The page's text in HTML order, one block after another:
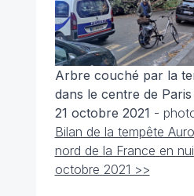
Arbre couché par la
dans le centre de
21 octobre 2021 -
Bilan de la tempête
nord de la France en
octobre 2021 >>